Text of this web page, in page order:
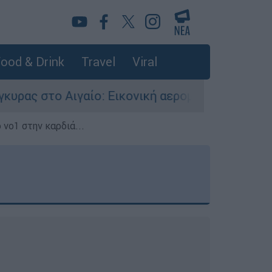
& Drink Travel Viral
Εικονική αερομαχία ανάμεσα σε ελληνικά
στην καρδιά...